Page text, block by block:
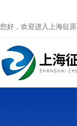
您好，欢迎进入上海征